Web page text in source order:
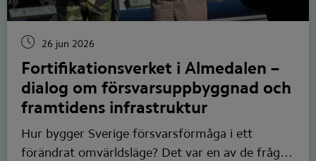
Fortifikationsverket i Almedalen –
dialog om försvarsuppbyggnad och
framtidens infrastruktur
26 jun 2026
Hur bygger Sverige försvarsförmåga i ett
förändrat omvärldsläge? Det var en av de frågor